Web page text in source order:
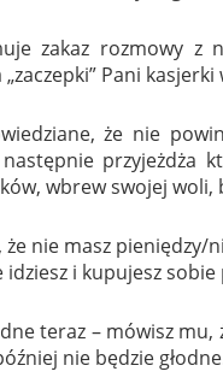
zakaz rozmowy
„zaczepki” Pani
że nie
przyjeżdża
wbrew swojej woli,
że nie masz
idziesz i kupujesz
teraz – mówisz
nie będzie